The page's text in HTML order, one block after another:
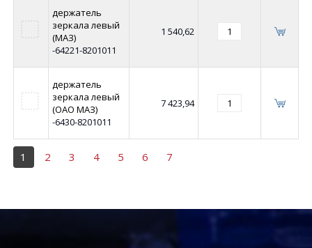
держатель
зеркала левый
(МАЗ)
-64221-8201011
1 540,62
держатель
зеркала левый
(ОАО МАЗ)
-6430-8201011
7 423,94
1 2 3 4 5 6 7